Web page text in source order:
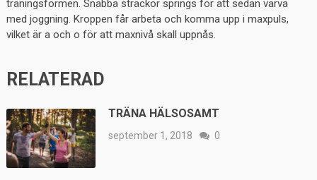
träningsformen. Snabba sträckor springs för att sedan varva
med joggning. Kroppen får arbeta och komma upp i maxpuls,
vilket är a och o för att maxnivå skall uppnås.
RELATERAD
TRÄNA HÄLSOSAMT
september 1, 2018 0